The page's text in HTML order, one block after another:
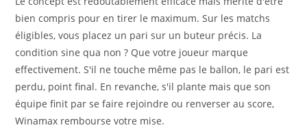
bien compris pour en tirer le maximum. Sur les matchs
éligibles, vous placez un pari sur un buteur précis. La
condition sine qua non ? Que votre joueur marque
effectivement. S'il ne touche même pas le ballon, le pari est
perdu, point final. En revanche, s'il plante mais que son
équipe finit par se faire rejoindre ou renverser au score,
Winamax rembourse votre mise.